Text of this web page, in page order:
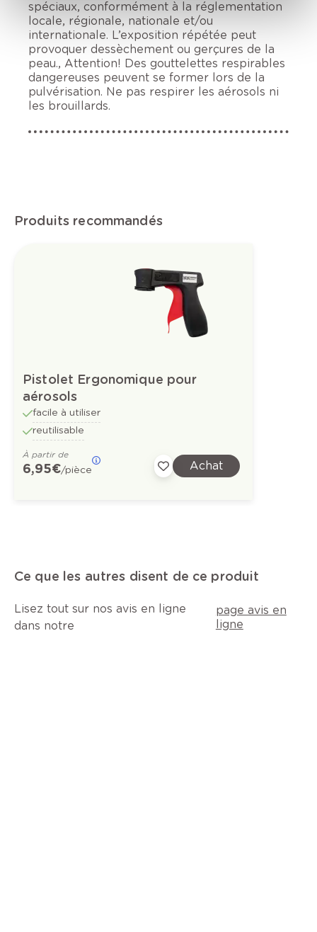
spéciaux, conformément à la réglementation
locale, régionale, nationale et/ou
internationale. L’exposition répétée peut
provoquer dessèchement ou gerçures de la
peau., Attention! Des gouttelettes respirables
dangereuses peuvent se former lors de la
pulvérisation. Ne pas respirer les aérosols ni
les brouillards.
Produits recommandés
Pistolet Ergonomique pour
aérosols
facile à utiliser
reutilisable
À partir de
6,95 €/pièce Achat
Ce que les autres disent de ce produit
Lisez tout sur nos avis en ligne
dans notre
page avis en
ligne